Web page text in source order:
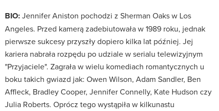
BIO:Jennifer Aniston pochodzi z Sherman Oaks w Los
Angeles. Przed kamerą zadebiutowała w 1989 roku, jednak
pierwsze sukcesy przyszły dopiero kilka lat później. Jej
kariera nabrała rozpędu po udziale w serialu telewizyjnym
"Przyjaciele". Zagrała w wielu komediach romantycznych u
boku takich gwiazd jak: Owen Wilson, Adam Sandler, Ben
Affleck, Bradley Cooper, Jennifer Connelly, Kate Hudson czy
Julia Roberts. Oprócz tego wystąpiła w kilkunastu